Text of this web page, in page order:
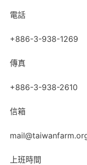
電話
+886-3-938-1269
傳真
+886-3-938-2610
信箱
上班時間